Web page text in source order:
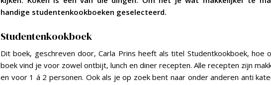
handige studentenkookboeken geselecteerd.
Studentenkookboek
Dit boek, geschreven door, Carla Prins heeft als titel Studentkookboek, hoe
boek vind je voor zowel ontbijt, lunch en diner recepten. Alle recepten zijn
en voor 1 á 2 personen. Ook als je op zoek bent naar onder anderen anti